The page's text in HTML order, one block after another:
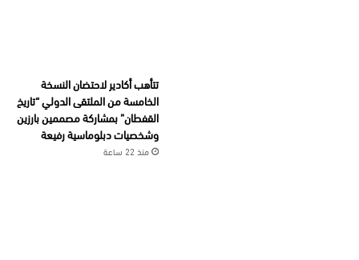
تتأهب أكادير لاحتضان النسخة
الخامسة من الملتقى الدولي “تاريخ
القفطان” بمشاركة مصممين بارزين
وشخصيات دبلوماسية رفيعة
منذ 22 ساعة